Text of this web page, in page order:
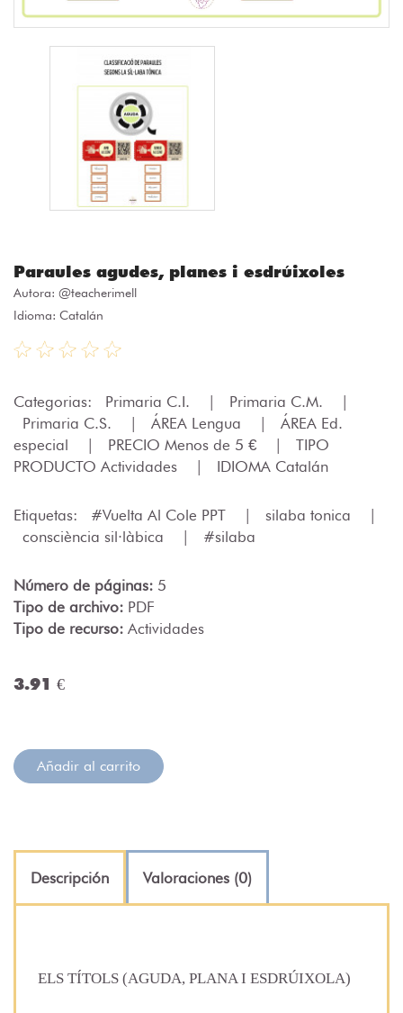
Paraules agudes, planes i esdrúixoles
Autora: @teacherimell
Idioma: Catalán
Categorias: Primaria C.I. Primaria C.M.
Primaria C.S.
ÁREA Lengua
ÁREA Ed.
especial
PRECIO Menos de 5 €
TIPO
PRODUCTO Actividades
IDIOMA Catalán
Etiquetas: #Vuelta Al Cole PPT silaba tonica
consciència sil·làbica
#silaba
Número de páginas: 5
Tipo de archivo: PDF
Tipo de recurso: Actividades
3.91 €
Añadir al carrito
Descripción Valoraciones (0)
ELS TÍTOLS (AGUDA, PLANA I ESDRÚIXOLA)